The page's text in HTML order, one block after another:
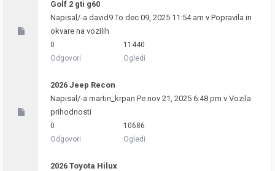
Golf 2 gti g60
Napisal/-a david9To dec 09, 2025 11:54 am v Popravila in
okvare na vozilih
0
Odgovori
11440
Ogledi
2026 Jeep Recon
Napisal/-a martin_krpan Pe nov 21, 2025 6:48 pm v Vozila
prihodnosti
0
Odgovori
10686
Ogledi
2026 Toyota Hilux